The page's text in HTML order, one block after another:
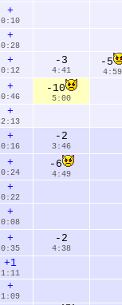
+
0:10
+
0:28
+
0:12
-3
4:41
-5
4:59
+
0:46
-10
5:00
+
2:13
+
0:16
-2
3:46
+
0:24
-6
4:49
+
0:22
+
0:08
+
0:35
-2
4:38
+1
1:11
+
1:09